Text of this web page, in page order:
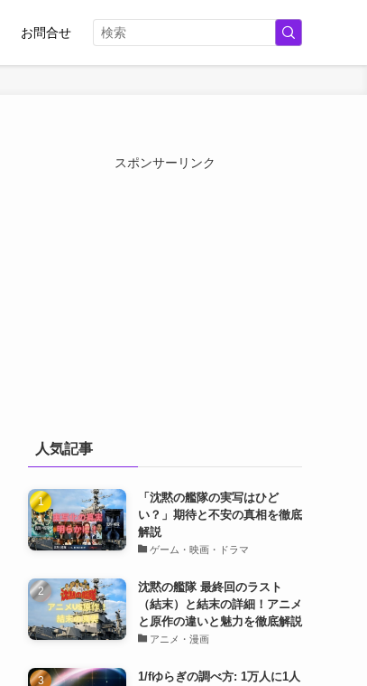
お問合せ
スポンサーリンク
人気記事
「沈黙の艦隊の実写はひど
い？」期待と不安の真相を徹底
解説
ゲーム・映画・ドラマ
沈黙の艦隊 最終回のラスト
（結末）と結末の詳細！アニメ
と原作の違いと魅力を徹底解説
アニメ・漫画
1/fゆらぎの調べ方: 1万人に1人